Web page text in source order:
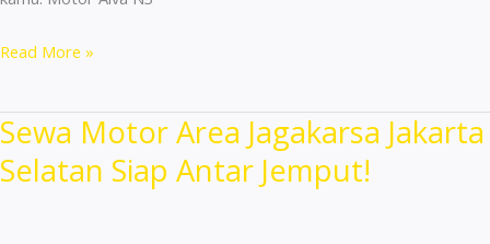
Sewa
Terdekat
Duren
Sawit
Read More »
Sewa Motor Area Jagakarsa Jakarta
Selatan Siap Antar Jemput!